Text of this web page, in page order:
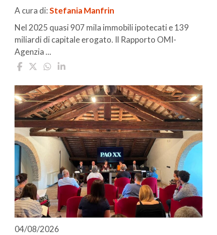
A cura di:Stefania Manfrin
Nel 2025 quasi 907 mila immobili ipotecati e 139
miliardi di capitale erogato. Il Rapporto OMI-
Agenzia ...
04/08/2026